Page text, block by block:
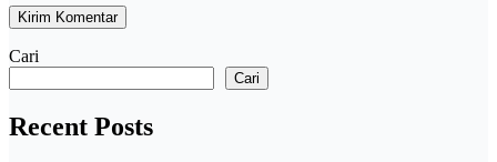
Cari
Cari
Recent Posts